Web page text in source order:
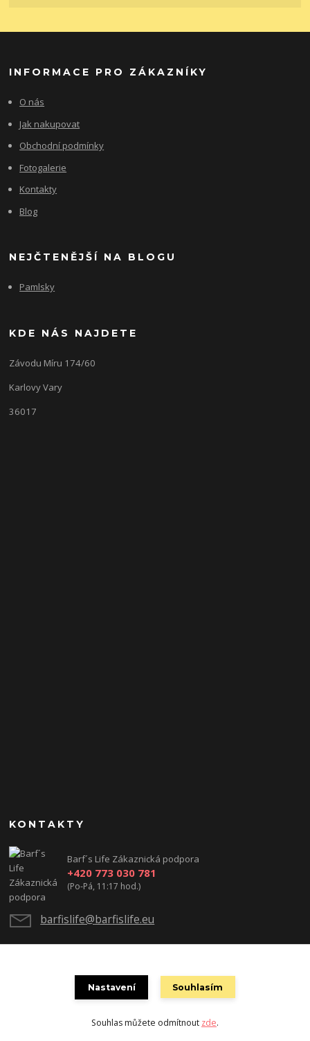
INFORMACE PRO ZÁKAZNÍKY
O nás
Jak nakupovat
Obchodní podmínky
Fotogalerie
Kontakty
Blog
NEJČTENĚJŠÍ NA BLOGU
Pamlsky
KDE NÁS NAJDETE
Závodu Míru 174/60
Karlovy Vary
36017
KONTAKTY
Barf´s Life Zákaznická podpora
+420 773 030 781
(Po-Pá, 11:17 hod.)
barfislife@barfislife.eu
Vytvořeno na Eshop-rychle.cz
Nastavení Souhlasím
Souhlas můžete odmítnout zde.